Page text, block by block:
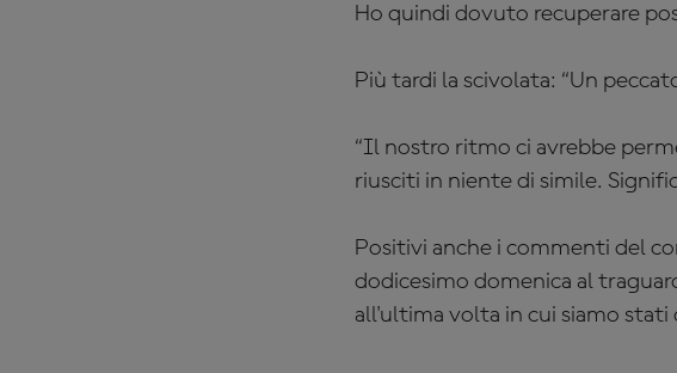
Ho quindi dovuto recuperare
Più tardi la scivolata: “Un
“Il nostro ritmo ci avrebbe
riusciti in niente di simile.
Positivi anche i commenti del
dodicesimo domenica al
all'ultima volta in cui siamo stati